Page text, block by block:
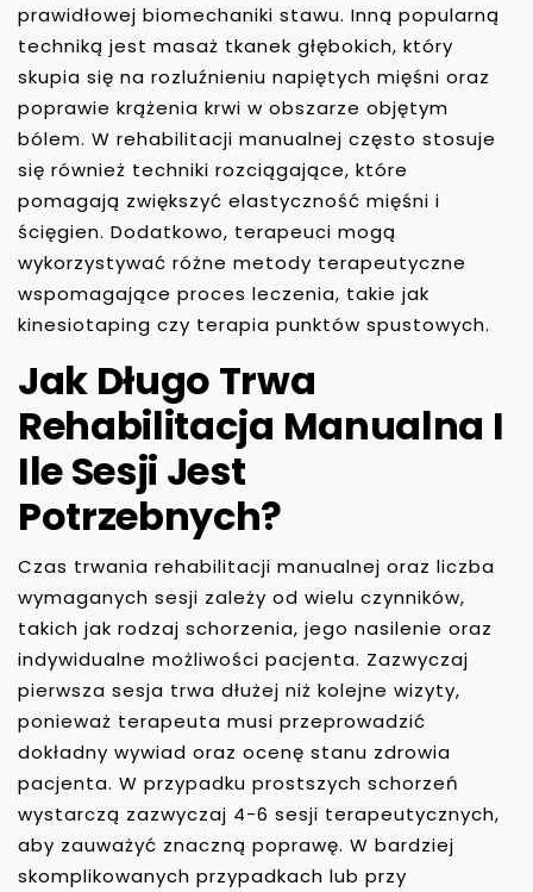
prawidłowej biomechaniki stawu. Inną popularną
techniką jest masaż tkanek głębokich, który
skupia się na rozluźnieniu napiętych mięśni oraz
poprawie krążenia krwi w obszarze objętym
bólem. W rehabilitacji manualnej często stosuje
się również techniki rozciągające, które
pomagają zwiększyć elastyczność mięśni i
ścięgien. Dodatkowo, terapeuci mogą
wykorzystywać różne metody terapeutyczne
wspomagające proces leczenia, takie jak
kinesiotaping czy terapia punktów spustowych.
Jak Długo Trwa
Rehabilitacja Manualna I
Ile Sesji Jest
Potrzebnych?
Czas trwania rehabilitacji manualnej oraz liczba
wymaganych sesji zależy od wielu czynników,
takich jak rodzaj schorzenia, jego nasilenie oraz
indywidualne możliwości pacjenta. Zazwyczaj
pierwsza sesja trwa dłużej niż kolejne wizyty,
ponieważ terapeuta musi przeprowadzić
dokładny wywiad oraz ocenę stanu zdrowia
pacjenta. W przypadku prostszych schorzeń
wystarczą zazwyczaj 4-6 sesji terapeutycznych,
aby zauważyć znaczną poprawę. W bardziej
skomplikowanych przypadkach lub przy